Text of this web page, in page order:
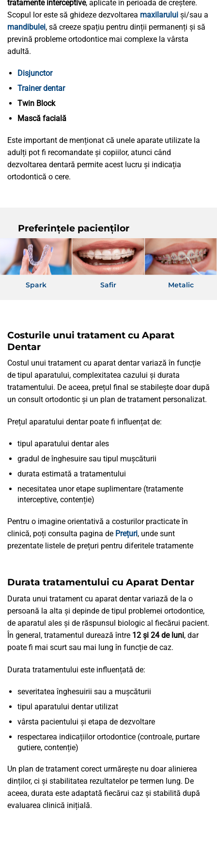
tratamente interceptive, aplicate în perioada de creștere.
Scopul lor este să ghideze dezvoltarea maxilarului și/sau a
mandibulei, să creeze spațiu pentru dinții permanenți și să
prevină probleme ortodontice mai complexe la vârsta
adultă.
Disjunctor
Trainer dentar
Twin Block
Mască facială
Este important de menționat că unele aparate utilizate la
adulți pot fi recomandate și copiilor, atunci când
dezvoltarea dentară permite acest lucru și indicația
ortodontică o cere.
Preferințele pacienților
Spark Safir Metalic
Costurile unui tratament cu Aparat
Dentar
Costul unui tratament cu aparat dentar variază în funcție
de tipul aparatului, complexitatea cazului și durata
tratamentului. De aceea, prețul final se stabilește doar după
un consult ortodontic și un plan de tratament personalizat.
Prețul aparatului dentar poate fi influențat de:
tipul aparatului dentar ales
gradul de înghesuire sau tipul mușcăturii
durata estimată a tratamentului
necesitatea unor etape suplimentare (tratamente
interceptive, contenție)
Pentru o imagine orientativă a costurilor practicate în
clinică, poți consulta pagina de Prețuri, unde sunt
prezentate listele de prețuri pentru diferitele tratamente
Durata tratamentului cu Aparat Dentar
Durata unui tratament cu aparat dentar variază de la o
persoană la alta și depinde de tipul problemei ortodontice,
de aparatul ales și de răspunsul biologic al fiecărui pacient.
În general, tratamentul durează între 12 și 24 de luni, dar
poate fi mai scurt sau mai lung în funcție de caz.
Durata tratamentului este influențată de:
severitatea înghesuirii sau a mușcăturii
tipul aparatului dentar utilizat
vârsta pacientului și etapa de dezvoltare
respectarea indicațiilor ortodontice (controale, purtare
gutiere, contenție)
Un plan de tratament corect urmărește nu doar alinierea
dinților, ci și stabilitatea rezultatelor pe termen lung. De
aceea, durata este adaptată fiecărui caz și stabilită după
evaluarea clinică inițială.